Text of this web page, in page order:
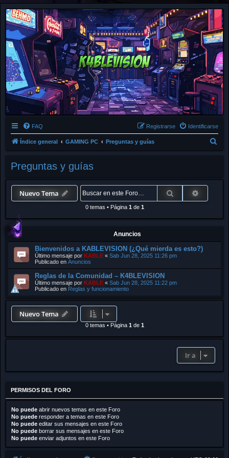
FAQ Identificarse
Registrarse
Índice general GAMING PC Preguntas y guías
Preguntas y guías
Nuevo Tema Buscar
0 temas • Página 1 de 1
Anuncios
Bienvenidos a KABLEVISION (¿Qué mierda es esto?)
Último mensaje por KABLE « Sab Jun 28, 2025 11:26 pm
Publicado en Anuncios
Reglas de la Comunidad – K4BLEVISION
Último mensaje por KABLE « Sab Jun 28, 2025 11:22 pm
Publicado en Reglas y funcionamiento
Nuevo Tema
0 temas • Página 1 de 1
Ir a
PERMISOS DEL FORO
No puede abrir nuevos temas en este Foro
No puede responder a temas en este Foro
No puede editar sus mensajes en este Foro
No puede borrar sus mensajes en este Foro
No puede enviar adjuntos en este Foro